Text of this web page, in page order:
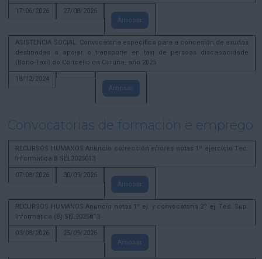
17/06/2026
27/08/2026
Amosar
ASISTENCIA SOCIAL. Convocatoria específica para a concesión de axudas
destinadas a apoiar o transporte en taxi de persoas discapacidade
(Bono-Taxi) do Concello da Coruña, año 2025
18/12/2024
Amosar
Convocatorias de formación e emprego
RECURSOS HUMANOS Anuncio corrección errores notas 1º ejercicio Tec.
Informatica B SEL2025013
07/08/2026
30/09/2026
Amosar
RECURSOS HUMANOS Anuncio notas 1º ej. y convocatoria 2º ej. Tec. Sup.
Informática (B) SEL2025013
03/08/2026
25/09/2026
Amosar